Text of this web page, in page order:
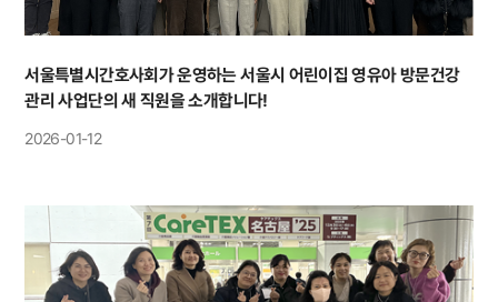
서울특별시간호사회가 운영하는 서울시 어린이집 영유아 방문건강
관리 사업단의 새 직원을 소개합니다!
2026-01-12